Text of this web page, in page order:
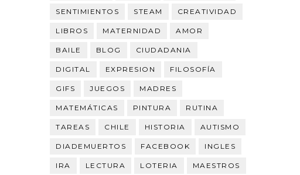
SENTIMIENTOS STEAM CREATIVIDAD
LIBROS MATERNIDAD AMOR
BAILE BLOG CIUDADANIA
DIGITAL EXPRESION FILOSOFÍA
GIFS JUEGOS MADRES
MATEMÁTICAS PINTURA RUTINA
TAREAS CHILE HISTORIA AUTISMO
DIADEMUERTOS FACEBOOK INGLES
IRA LECTURA LOTERIA MAESTROS